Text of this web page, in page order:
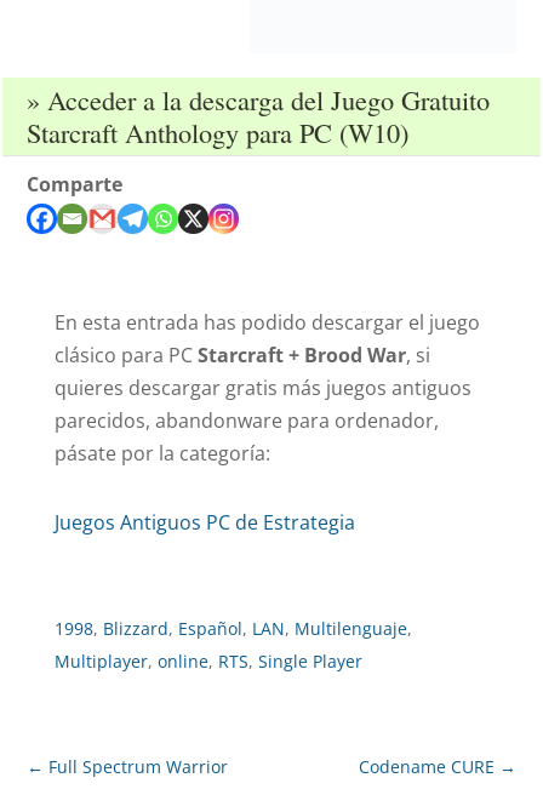
» Acceder a la descarga del Juego Gratuito
Starcraft Anthology para PC (W10)
Comparte
En esta entrada has podido descargar el juego
clásico para PCStarcraft + Brood War, si
quieres descargar gratis más juegos antiguos
parecidos, abandonware para ordenador,
pásate por la categoría:
Juegos Antiguos PC de Estrategia
1998, Blizzard, Español, LAN, Multilenguaje,
Multiplayer, online, RTS, Single Player
← Full Spectrum Warrior Codename CURE →